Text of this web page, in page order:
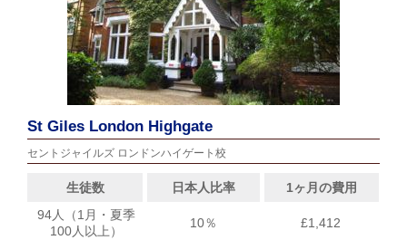
St Giles London Highgate
セントジャイルズ ロンドンハイゲート校
生徒数 日本人比率
1ヶ月の費用
94人（1月・夏季
100人以上）
10％ £1,412